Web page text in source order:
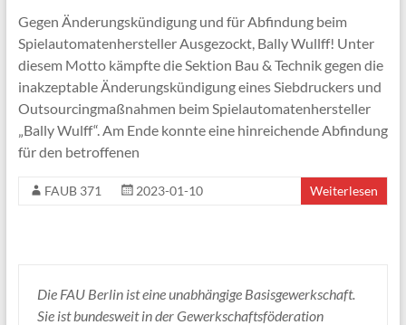
Gegen Änderungskündigung und für Abfindung beim
Spielautomatenhersteller Ausgezockt, Bally Wullff! Unter
diesem Motto kämpfte die Sektion Bau & Technik gegen die
inakzeptable Änderungskündigung eines Siebdruckers und
Outsourcingmaßnahmen beim Spielautomatenhersteller
„Bally Wulff“. Am Ende konnte eine hinreichende Abfindung
für den betroffenen
FAUB 371 2023-01-10 Weiterlesen
Die FAU Berlin ist eine unabhängige Basisgewerkschaft.
Sie ist bundesweit in der Gewerkschaftsföderation